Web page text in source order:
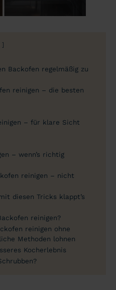
Backofen regelmäßig zu
reinigen – die besten
– für klare Sicht
– wenn’s richtig
reinigen – nicht
diesen Tricks klappt’s
reinigen?
reinigen ohne
Methoden lohnen
Kocherlebnis